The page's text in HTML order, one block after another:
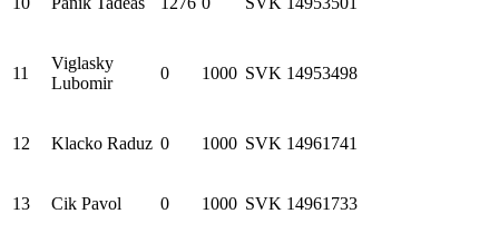
11
Viglasky
Lubomir
0 1000 SVK 14953498
12 Klacko Raduz 0 1000 SVK 14961741
13 Cik Pavol 0 1000 SVK 14961733